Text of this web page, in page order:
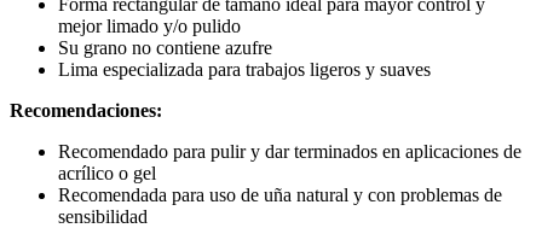
mejor limado y/o pulido
Su grano no contiene azufre
Lima especializada para trabajos ligeros y suaves
Recomendaciones:
Recomendado para pulir y dar terminados en aplicaciones de
acrílico o gel
Recomendada para uso de uña natural y con problemas de
sensibilidad